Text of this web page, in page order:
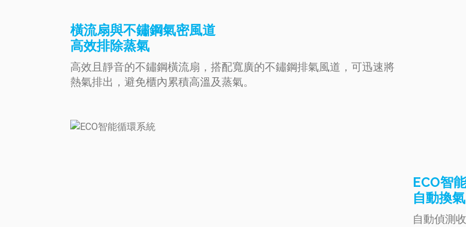
橫流扇與不鏽鋼氣密風道
高效排除蒸氣
高效且靜音的不鏽鋼橫流扇，搭配寬廣的不鏽鋼排氣風道，可迅速將
熱氣排出，避免櫃內累積高溫及蒸氣。
ECO智
自動換
自動偵測